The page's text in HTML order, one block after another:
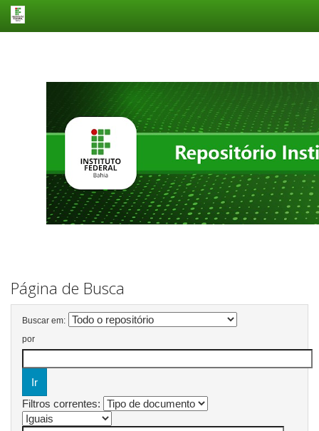
Página de Busca
Buscar em:
por
Filtros correntes: